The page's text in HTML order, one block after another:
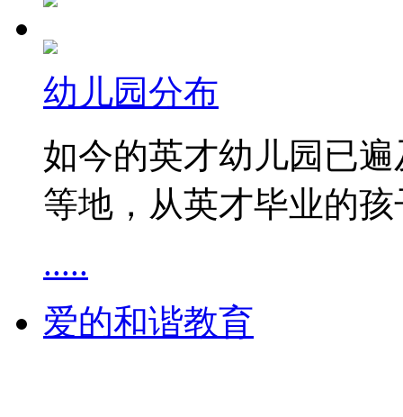
幼儿园分布
如今的英才幼儿园已
等地，从英才毕业的
.....
爱的和谐教育